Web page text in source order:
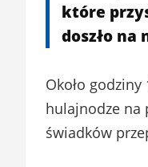
które
doszło na
Około
hulajnodze na
świadków